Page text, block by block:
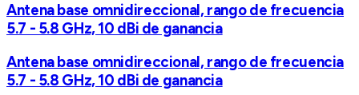
Antena base omnidireccional, rango de frecuencia
5.7 - 5.8 GHz, 10 dBi de ganancia
Antena base omnidireccional, rango de frecuencia
5.7 - 5.8 GHz, 10 dBi de ganancia